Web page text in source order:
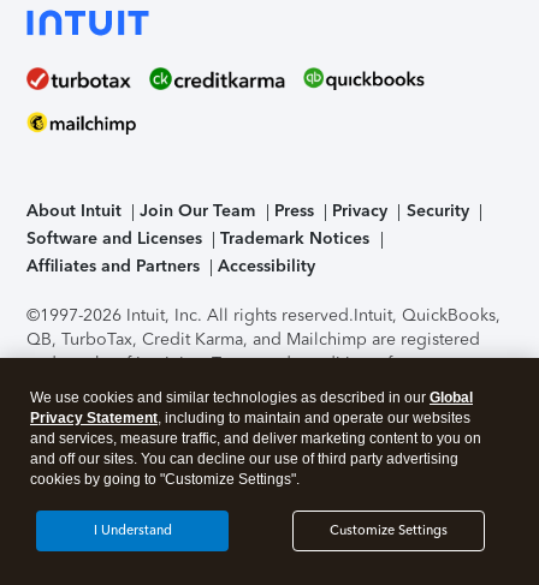
About Intuit Join Our Team Press Privacy
Security
Software and Licenses
Trademark Notices
Affiliates and Partners
Accessibility
©1997-2026 Intuit, Inc. All rights reserved.Intuit, QuickBooks,
QB, TurboTax, Credit Karma, and Mailchimp are registered
trademarks of Intuit Inc. Terms and conditions, features,
support, pricing, and service options subject to change
without notice.Security Certification of the TurboTax Online
application has been performed by C-Level Security.By
accessing and using this page you agree to theTerms of Use
About Cookies Manage cookies
We use cookies and similar technologies as described in our Global
Privacy Statement, including to maintain and operate our websites
and services, measure traffic, and deliver marketing content to you on
and off our sites. You can decline our use of third party advertising
cookies by going to "Customize Settings".
Customize Settings
I Understand